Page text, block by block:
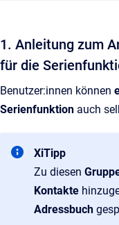
1. Anleitung zum
für die
Benutzer:innen können
Serienfunktion auch
XiTipp
Zu diesen
Kontakte
Adressbuch